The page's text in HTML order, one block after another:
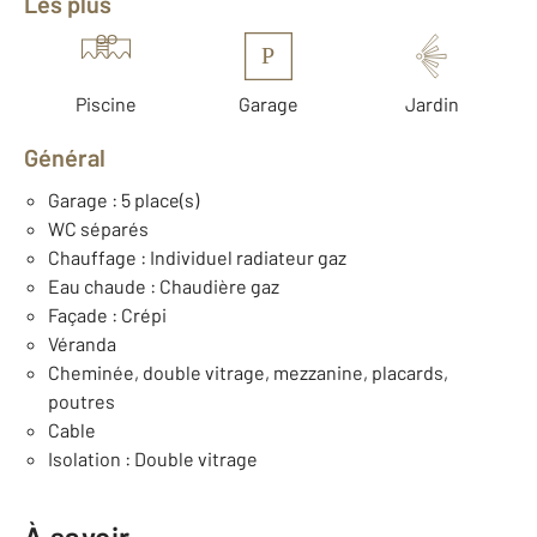
Piscine
P
Garage Jardin
Général
Garage : 5 place(s)
WC séparés
Chauffage : Individuel radiateur gaz
Eau chaude : Chaudière gaz
Façade : Crépi
Véranda
Cheminée, double vitrage, mezzanine, placards,
poutres
Cable
Isolation : Double vitrage